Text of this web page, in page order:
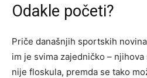
Odakle početi?
Priče današnjih sportskih
im je svima zajedničko –
nije floskula, premda se tako